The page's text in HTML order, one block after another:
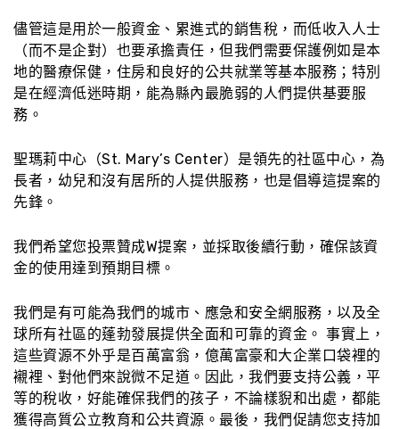
儘管這是用於一般資金、累進式的銷售稅，而低收入人士
（而不是企對）也要承擔責任，但我們需要保護例如是本
地的醫療保健，住房和良好的公共就業等基本服務；特別
是在經濟低迷時期，能為縣內最脆弱的人們提供基要服
務。
聖瑪莉中心（St. Mary’s Center）是領先的社區中心，為
長者，幼兒和沒有居所的人提供服務，也是倡導這提案的
先鋒。
我們希望您投票贊成W提案，並採取後續行動，確保該資
金的使用達到預期目標。
我們是有可能為我們的城市、應急和安全網服務，以及全
球所有社區的蓬勃發展提供全面和可靠的資金。 事實上，
這些資源不外乎是百萬富翁，億萬富豪和大企業口袋裡的
襯裡、對他們來說微不足道。因此，我們要支持公義，平
等的稅收，好能確保我們的孩子，不論樣貎和出處，都能
獲得高質公立教育和公共資源。最後，我們促請您支持加